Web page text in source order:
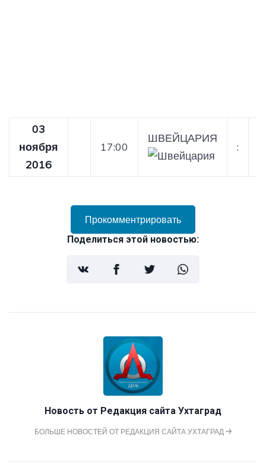
03
ноября
2016
17:00
ШВЕЙЦАРИЯ
:
Прокомментрировать
Поделиться этой новостью:
Новость от Редакция сайта Ухтаград
БОЛЬШЕ НОВОСТЕЙ ОТ РЕДАКЦИЯ САЙТА УХТАГРАД